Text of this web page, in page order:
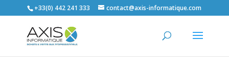
+33(0) 442 241 333 contact@axis-informatique.com